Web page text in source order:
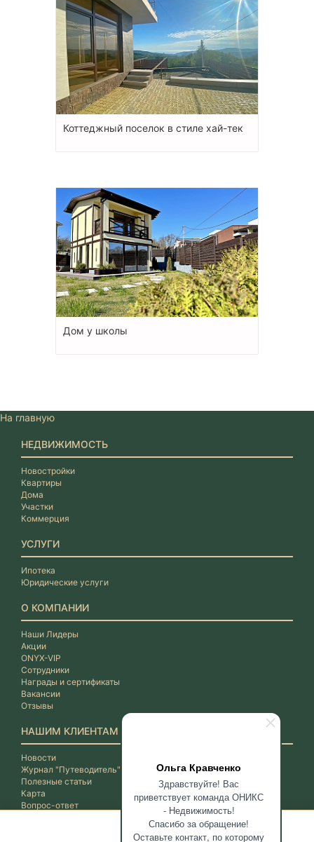
Ольга Кравченко
Здравствуйте! Вас
приветствует команда ОНИКС
- Недвижимость!
Спасибо за обращение!
Оставьте контакт, по которому
Коттеджный поселок в стиле хай-тек
Дом у школы
На главную
НЕДВИЖИМОСТЬ
Новостройки
Квартиры
Дома
Участки
Коммерция
УСЛУГИ
Ипотека
Юридические услуги
О КОМПАНИИ
Наши Лидеры
Акции
ONYX-VIP
Сотрудники
Награды и сертификаты
Вакансии
Отзывы
НАШИМ КЛИЕНТАМ
Новости
Журнал "Путеводитель"
Полезные статьи
Карта
Вопрос-ответ